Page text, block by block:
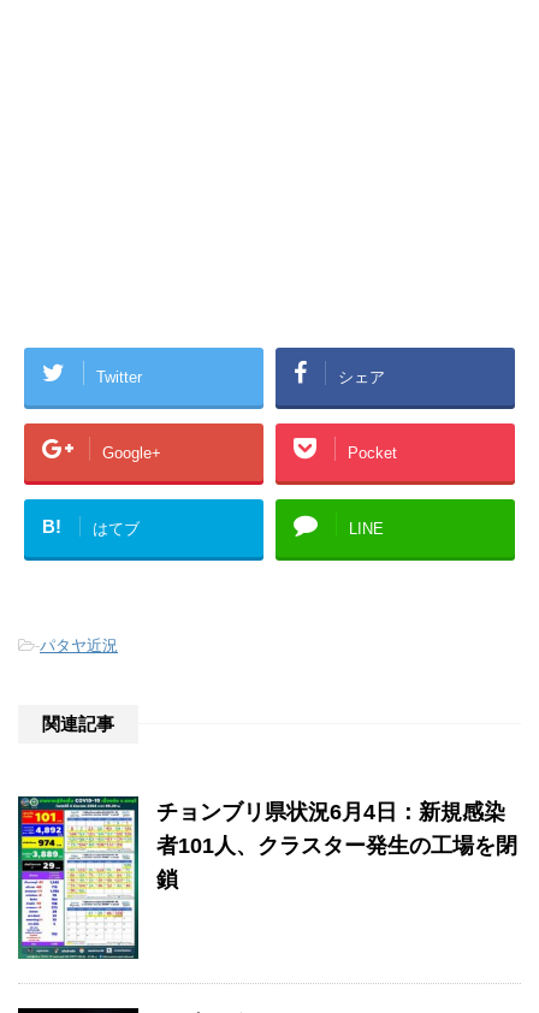
Twitter シェア
Google+ Pocket
B! はてブ LINE
-パタヤ近況
関連記事
チョンブリ県状況6月4日：新規感染
者101人、クラスター発生の工場を閉
鎖